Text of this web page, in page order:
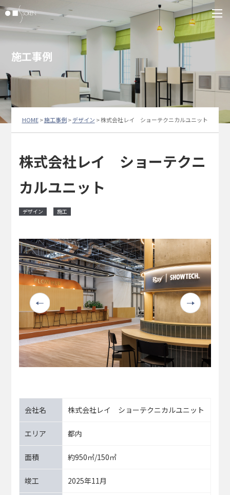
施工事例
HOME>施工事例>デザイン >株式会社レイ ショーテクニカルユニット
株式会社レイ ショーテクニ
カルユニット
デザイン 施工
Previous Next
会社名 株式会社レイ ショーテクニカルユニット
エリア 都内
面積 約950㎡/150㎡
竣工 2025年11月